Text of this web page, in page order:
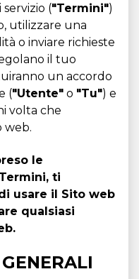
("Termini")
utilizzare una
o inviare richieste
il tuo
un accordo
("Utente" o "Tu") e
volta che
web.
le
ti
usare il Sito web
qualsiasi